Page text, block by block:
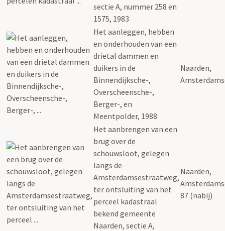
sectie A, nummer 258 en
1575, 1983
Het aanleggen, hebben
en onderhouden van een
drietal dammen en
duikers in de
Binnendijksche-,
Overscheensche-,
Berger-, en
Meentpolder, 1988
Naarden,
Het aanbrengen van een
brug over de
schouwsloot, gelegen
langs de
Amsterdamsestraatweg,
ter ontsluiting van het
perceel kadastraal
bekend gemeente
Naarden, sectie A,
Naarden,
87 (nabij)